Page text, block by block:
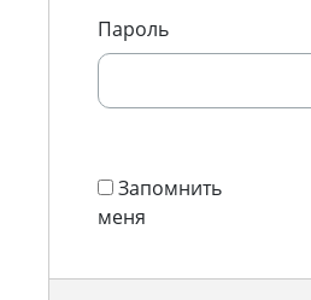
Пароль
Запомнить
меня